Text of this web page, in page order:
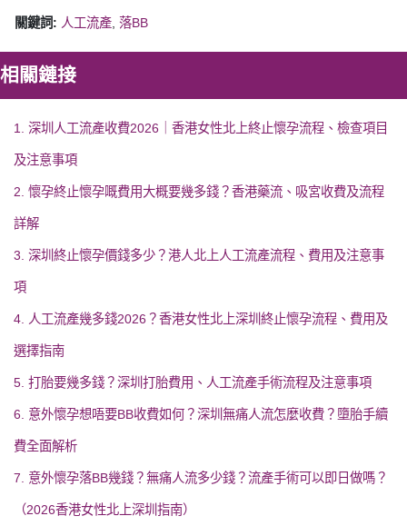
關鍵詞: 人工流產 落BB
相關鏈接
1. 深圳人工流產收費2026｜香港女性北上終止懷孕流程、檢查項目
及注意事項
2. 懷孕終止懷孕嘅費用大概要幾多錢？香港藥流、吸宮收費及流程
詳解
3. 深圳終止懷孕價錢多少？港人北上人工流產流程、費用及注意事
項
4. 人工流產幾多錢2026？香港女性北上深圳終止懷孕流程、費用及
選擇指南
5. 打胎要幾多錢？深圳打胎費用、人工流產手術流程及注意事項
6. 意外懷孕想唔要BB收費如何？深圳無痛人流怎麼收費？墮胎手續
費全面解析
7. 意外懷孕落BB幾錢？無痛人流多少錢？流產手術可以即日做嗎？
（2026香港女性北上深圳指南）